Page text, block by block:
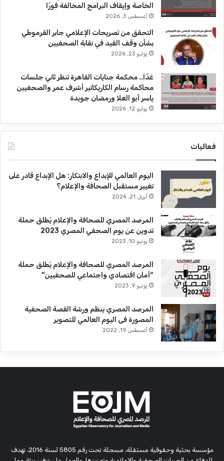
الخاصة وإيقاف البرامج المخالفة فورًا
أغسطس 3, 2026
التحقق من تصريحات الإعلامي جابر القرموطي
بشأن وقف القيد في نقابة الصحفيين
يوليو 23, 2026
غدًا.. محكمة جنايات القاهرة تنظر ثاني جلسات
محاكمة رسام الكاريكاتير أشرف عمر والصحفيين
ياسر أبو العلا ورمضان جويدة
يوليو 12, 2026
فعاليات
اليوم العالمي للإبداع والابتكار: هل الإبداع قادر على
تغيير مستقبل الصحافة والإعلام؟
أبريل 21, 2024
المرصد المصري للصحافة والإعلام يُطلق حملة
تدوين عن يوم الصحفي المصري 2023
يونيو 10, 2023
المرصد المصري للصحافة والإعلام يُطلق حملة
“أمان اقتصادي واجتماعي للصحفيين”
يونيو 9, 2023
المرصد المصري ينظم ورشة القصة الصحفية
المصورة فى اليوم العالمي للتصوير
أغسطس 19, 2022
مؤسسة بحثية وحقوقية مستقلة، مسجلة تحت رقم 5805 لسنة 2016، تهدف